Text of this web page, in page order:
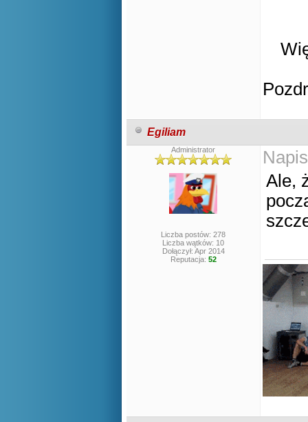
Egiliam
Administrator
Liczba postów: 278
Liczba wątków: 10
Dołączył: Apr 2014
Reputacja: 52
Ale,